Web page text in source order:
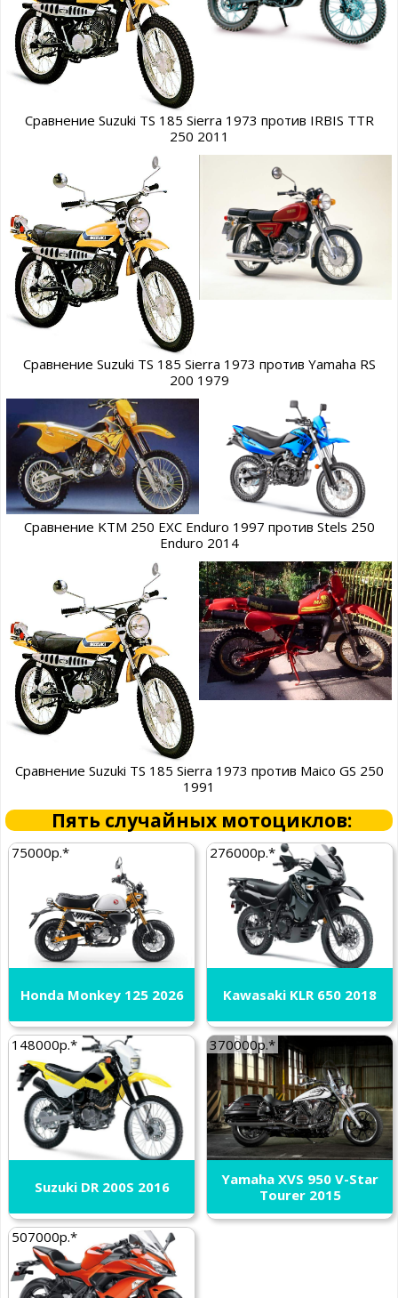
Сравнение Suzuki TS 185 Sierra 1973 против IRBIS TTR
250 2011
Сравнение Suzuki TS 185 Sierra 1973 против Yamaha RS
200 1979
Сравнение KTM 250 EXC Enduro 1997 против Stels 250
Enduro 2014
Сравнение Suzuki TS 185 Sierra 1973 против Maico GS 250
1991
Пять случайных мотоциклов:
75000р.*
Honda Monkey 125 2026
276000р.*
Kawasaki KLR 650 2018
148000р.*
Suzuki DR 200S 2016
370000р.*
Yamaha XVS 950 V-Star
Tourer 2015
507000р.*